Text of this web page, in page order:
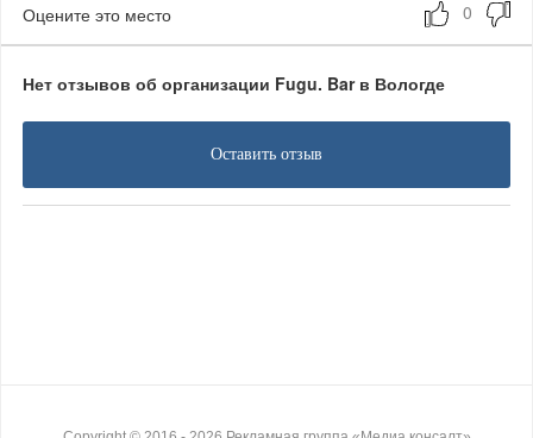
Оцените это место
Нет отзывов об организации Fugu. Bar в Вологде
Оставить отзыв